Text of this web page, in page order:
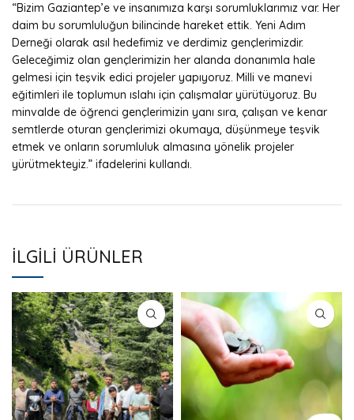
“Bizim Gaziantep’e ve insanımıza karşı sorumluklarımız var. Her
daim bu sorumluluğun bilincinde hareket ettik. Yeni Adım
Derneği olarak asıl hedefimiz ve derdimiz gençlerimizdir.
Geleceğimiz olan gençlerimizin her alanda donanımla hale
gelmesi için teşvik edici projeler yapıyoruz. Milli ve manevi
eğitimleri ile toplumun ıslahı için çalışmalar yürütüyoruz. Bu
minvalde de öğrenci gençlerimizin yanı sıra, çalışan ve kenar
semtlerde oturan gençlerimizi okumaya, düşünmeye teşvik
etmek ve onların sorumluluk almasına yönelik projeler
yürütmekteyiz.” ifadelerini kullandı.
İLGILI ÜRÜNLER